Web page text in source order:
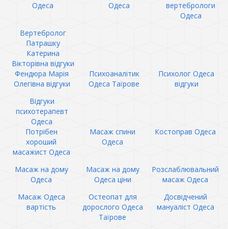
Одеса
Одеса
вертебрологи
Одеса
Вертебролог
Патрашку
Катерина
Вікторівна відгуки
Фендюра Марія
Олегівна відгуки
Психоаналітик
Одеса Таїрове
Психолог Одеса
відгуки
Відгуки
психотерапевт
Одеса
Потрібен
хороший
масажист Одеса
Масаж спини
Одеса
Костоправ Одеса
Масаж на дому
Одеса
Масаж на дому
Одеса ціни
Розслаблювальний
масаж Одеса
Масаж Одеса
вартість
Остеопат для
дорослого Одеса
Таїрове
Досвідчений
мануаліст Одеса